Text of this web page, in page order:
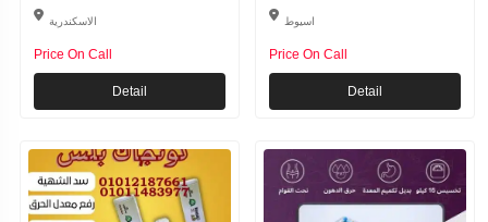
الاسكندرية
Price On Call
Detail
اسيوط
Price On Call
Detail